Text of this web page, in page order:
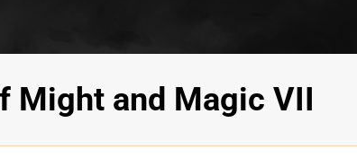
Might and Magic VII